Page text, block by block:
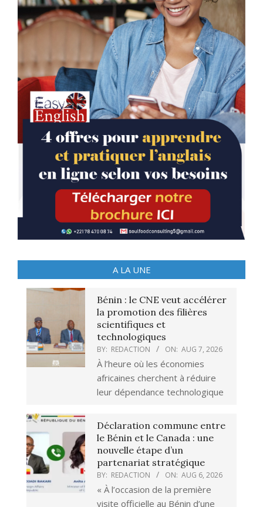
A LA UNE
Bénin : le CNE veut accélérer
la promotion des filières
scientifiques et
technologiques
BY: REDACTION ON: AUG 7, 2026
À l’heure où les économies
africaines cherchent à réduire
leur dépendance technologique
Déclaration commune entre
le Bénin et le Canada : une
nouvelle étape d’un
partenariat stratégique
BY: REDACTION ON: AUG 6, 2026
« À l’occasion de la première
visite officielle au Bénin d’une